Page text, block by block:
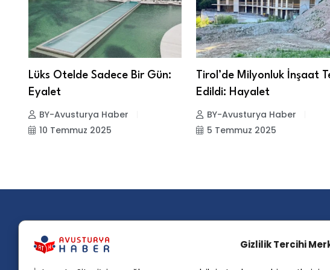
Gizlilik Tercihi
Lüks Otelde Sadece Bir Gün:
Eyalet
BY-Avusturya Haber
10 Temmuz 2025
Tirol’de Milyonluk İnşaat
Edildi: Hayalet
BY-Avusturya Haber
5 Temmuz 2025